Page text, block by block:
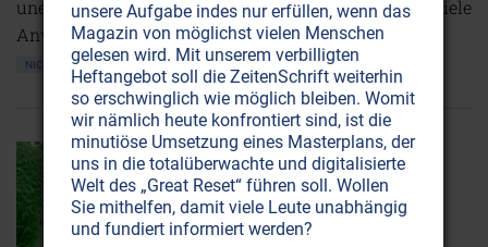
unerreichte Dimensionen vor und begeistert schon viele
Anwender ganz und gar!
NICHT ONLINE VERFÜGBAR AUSGABE BESTELLEN
unsere Aufgabe indes nur erfüllen, wenn das
Magazin von möglichst vielen Menschen
gelesen wird. Mit unserem verbilligten
Heftangebot soll die ZeitenSchrift weiterhin
so erschwinglich wie möglich bleiben. Womit
wir nämlich heute konfrontiert sind, ist die
minutiöse Umsetzung eines Masterplans, der
uns in die totalüberwachte und digitalisierte
Welt des „Great Reset“ führen soll. Wollen
Sie mithelfen, damit viele Leute unabhängig
und fundiert informiert werden?